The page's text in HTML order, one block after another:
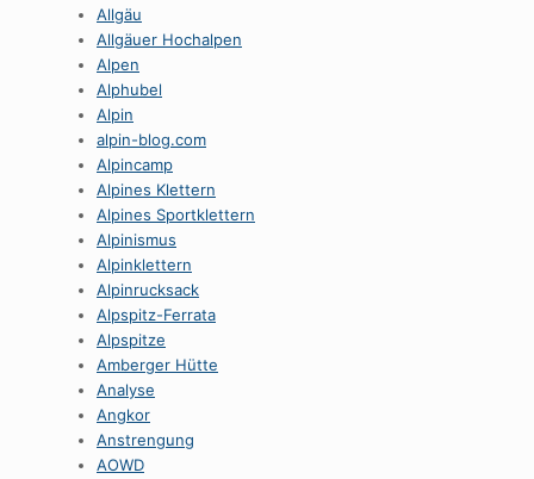
Allgäu
Allgäuer Hochalpen
Alpen
Alphubel
Alpin
alpin-blog.com
Alpincamp
Alpines Klettern
Alpines Sportklettern
Alpinismus
Alpinklettern
Alpinrucksack
Alpspitz-Ferrata
Alpspitze
Amberger Hütte
Analyse
Angkor
Anstrengung
AOWD